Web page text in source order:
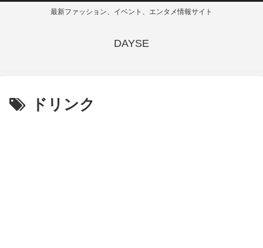
最新ファッション、イベント、エンタメ情報サイト
DAYSE
ドリンク